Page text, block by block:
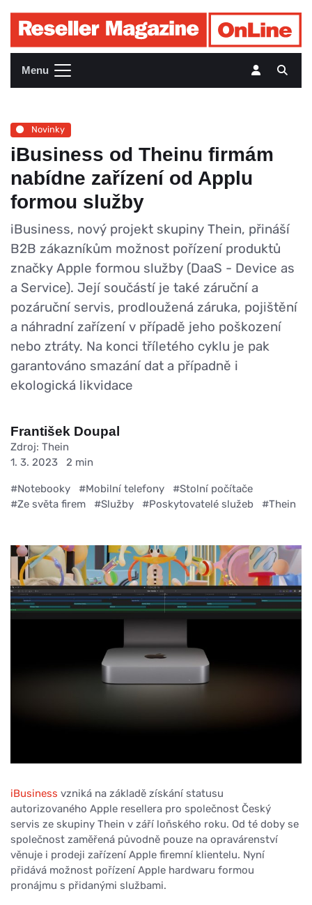
Menu
Novinky
iBusiness od Theinu firmám
nabídne zařízení od Applu
formou služby
iBusiness, nový projekt skupiny Thein, přináší
B2B zákazníkům možnost pořízení produktů
značky Apple formou služby (DaaS - Device as
a Service). Její součástí je také záruční a
pozáruční servis, prodloužená záruka, pojištění
a náhradní zařízení v případě jeho poškození
nebo ztráty. Na konci tříletého cyklu je pak
garantováno smazání dat a případně i
ekologická likvidace
František Doupal
Zdroj: Thein
1. 3. 2023
2 min
#Notebooky #Mobilní telefony
#Stolní počítače
#Ze světa firem
#Služby #Poskytovatelé služeb #Thein
iBusiness vzniká na základě získání statusu
autorizovaného Apple resellera pro společnost Český
servis ze skupiny Thein v září loňského roku. Od té doby se
společnost zaměřená původně pouze na opravárenství
věnuje i prodeji zařízení Apple firemní klientelu. Nyní
přidává možnost pořízení Apple hardwaru formou
pronájmu s přidanými službami.